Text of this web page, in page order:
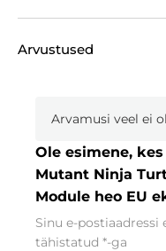
Arvustused
Arvamusi veel ei
Ole esimene,
Mutant Ninja
Module heo EU
Sinu e-postiaadressi
tähistatud *-ga